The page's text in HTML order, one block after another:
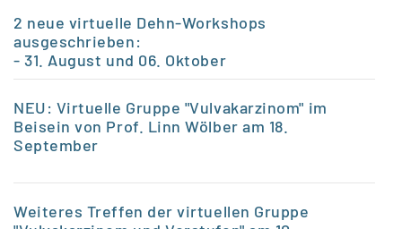
2 neue virtuelle Dehn-Workshops
ausgeschrieben:
- 31. August und 06. Oktober
NEU: Virtuelle Gruppe "Vulvakarzinom" im
Beisein von Prof. Linn Wölber am 18.
September
Weiteres Treffen der virtuellen Gruppe